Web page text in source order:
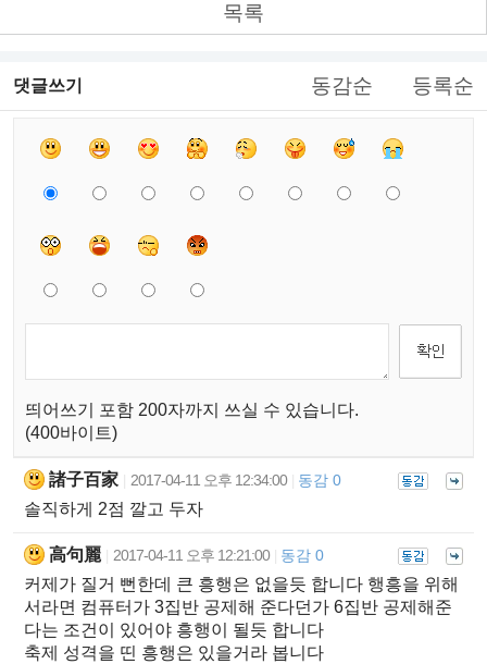
목록
댓글쓰기 동감순 등록순
띄어쓰기 포함 200자까지 쓰실 수 있습니다.
(400바이트)
諸子百家 2017-04-11 오후 12:34:00 동감 0
솔직하게 2점 깔고 두자
高句麗 2017-04-11 오후 12:21:00 동감 0
커제가 질거 뻔한데 큰 흥행은 없을듯 합니다 행흥을 위해
서라면 컴퓨터가 3집반 공제해 준다던가 6집반 공제해준
다는 조건이 있어야 흥행이 될듯 합니다
축제 성격을 띤 흥행은 있을거라 봅니다